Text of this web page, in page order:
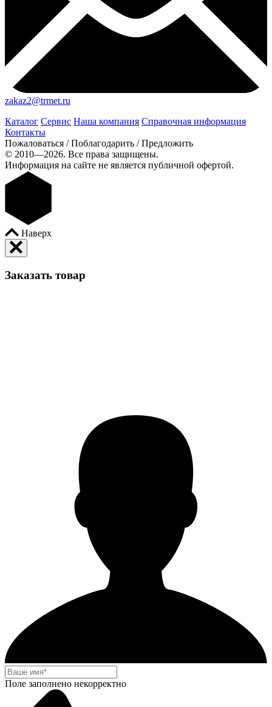
zakaz2@trmet.ru
Каталог Сервис Наша компания Справочная информация
Контакты
Пожаловаться / Поблагодарить / Предложить
© 2010—2026. Все права защищены.
Информация на сайте не является публичной офертой.
Наверх
Заказать товар
Поле заполнено некорректно